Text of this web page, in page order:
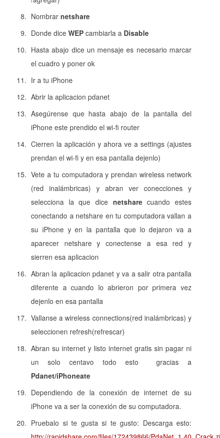
Nombrar netshare
Donde dice WEP cambiarla a Disable
Hasta abajo dice un mensaje es necesario marcar
el cuadro y poner ok
Ir a tu iPhone
Abrir la aplicacion pdanet
Asegúrense que hasta abajo de la pantalla del
iPhone este prendido el wi-fi router
Cierren la aplicación y ahora ve a settings (ajustes
prendan el wi-fi y en esa pantalla dejenlo)
Vete a tu computadora y prendan wireless network
(red inalámbricas) y abran ver conecciones y
selecciona la que dice netsharecuando estes
conectando a netshare en tu computadora vallan a
su iPhone y en la pantalla que lo dejaron va a
aparecer netshare y conectense a esa red y
sierren esa aplicacion
Abran la aplicacion pdanet y va a salir otra pantalla
diferente a cuando lo abrieron por primera vez
dejenlo en esa pantalla
Vallanse a wireless connections(red inalámbricas) y
seleccionen refresh(refrescar)
Abran su internet y listo internet gratis sin pagar ni
un solo centavo todo esto gracias a
Pdanet/iPhoneate
Dependiendo de la conexión de internet de su
iPhone va a ser la conexión de su computadora.
Pruebalo si te gusta si te gusto: Descarga esto: